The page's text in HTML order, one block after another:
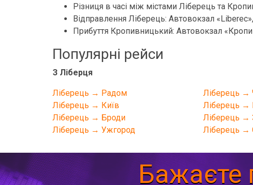
Різниця в часі між містами Ліберець та
Відправлення Ліберець: Автовокзал
Прибуття Кропивницький: Автовокзал
Популярні рейси
З Ліберця
Ліберець → Радом
Ліберець → Київ
Ліберець → Броди
Ліберець → Ужгород
Ліберець →
Ліберець →
Ліберець →
Ліберець →
Бажаєте